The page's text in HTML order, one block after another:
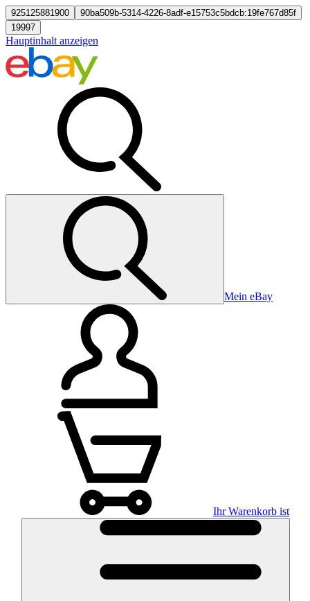
925125881900
90ba509b-5314-4226-8adf-e15753c5bdcb:19fe767d85f
19997
Hauptinhalt anzeigen
Mein eBay
Ihr Warenkorb ist